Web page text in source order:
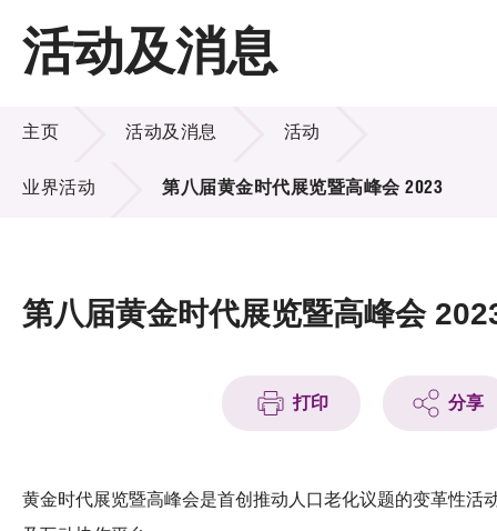
主页
关于LSCM
技术商品化
项目及资助计划
活动及消息
奖项
科技分享
活动及消息
活动及消息
主页 活动及消息 活动
业界活动 第八届黄金时代展览暨高峰会 2023
第八届黄金时代展览暨高峰会
打印 分享
黄金时代展览暨高峰会是首创推动人口老化议题的变革性活